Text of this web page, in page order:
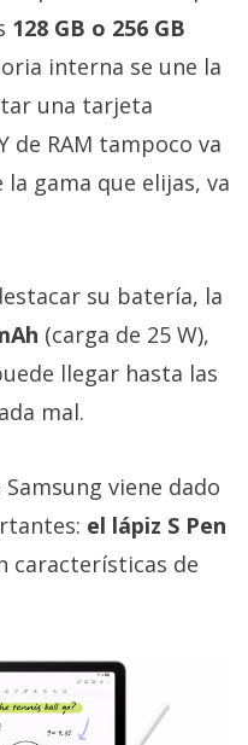
128 GB o 256 GB
interna se une la
una tarjeta
de RAM tampoco va
gama que elijas, va
su batería, la
(carga de 25 W),
llegar hasta las
mal.
viene dado
el lápiz S Pen
características de